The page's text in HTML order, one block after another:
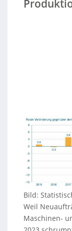
Bild:
Weil
Maschinen-